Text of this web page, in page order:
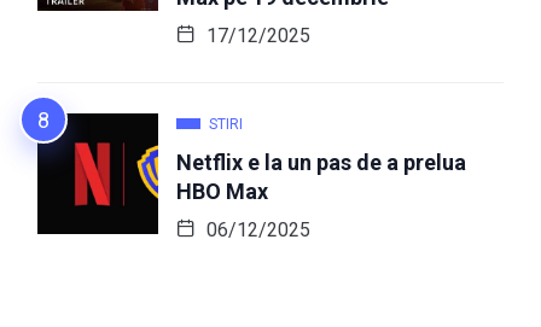
17/12/2025
STIRI
Netflix e la un pas de a prelua
HBO Max
06/12/2025